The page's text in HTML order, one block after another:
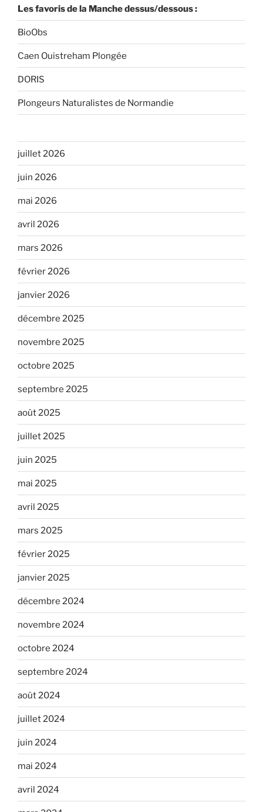
Les favoris de la Manche dessus/dessous :
BioObs
Caen Ouistreham Plongée
DORIS
Plongeurs Naturalistes de Normandie
juillet 2026
juin 2026
mai 2026
avril 2026
mars 2026
février 2026
janvier 2026
décembre 2025
novembre 2025
octobre 2025
septembre 2025
août 2025
juillet 2025
juin 2025
mai 2025
avril 2025
mars 2025
février 2025
janvier 2025
décembre 2024
novembre 2024
octobre 2024
septembre 2024
août 2024
juillet 2024
juin 2024
mai 2024
avril 2024